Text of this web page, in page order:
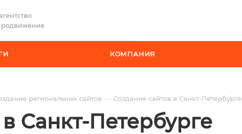
КОМПАНИЯ
региональных сайтов Создание сайтов в Санкт-Петербурге
Санкт-Петербурге